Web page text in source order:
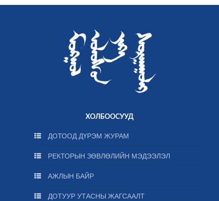
ХОЛБООСУУД
ДОТООД ДҮРЭМ ЖУРАМ
РЕКТОРЫН ЗӨВЛӨЛИЙН МЭДЭЭЛЭЛ
АЖЛЫН БАЙР
ДОТУУР УТАСНЫ ЖАГСААЛТ